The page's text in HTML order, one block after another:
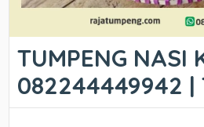
TUMPENG NASI
082244449942 |